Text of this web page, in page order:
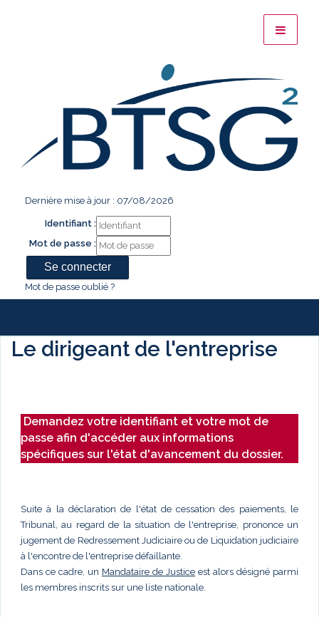
Dernière mise à jour : 07/08/2026
Identifiant :
Mot de passe :
Mot de passe oublié ?
Le dirigeant de l'entreprise
Demandez votre identifiant et votre mot de
passe afin d'accéder aux informations
spécifiques sur l'état d'avancement du dossier.
Suite à la déclaration de l'état de cessation des paiements, le
Tribunal, au regard de la situation de l'entreprise, prononce un
jugement de Redressement Judiciaire ou de Liquidation judiciaire
à l'encontre de l'entreprise défaillante.
Dans ce cadre, un Mandataire de Justice est alors désigné parmi
les membres inscrits sur une liste nationale.